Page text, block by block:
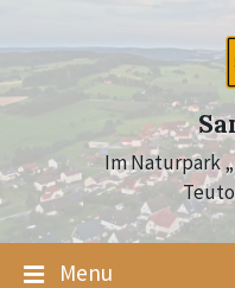
content
main
navigation
footer
Im Naturpark
Menu